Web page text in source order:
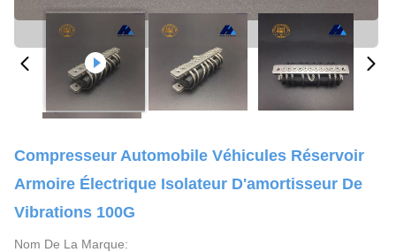
Compresseur Automobile Véhicules Réservoir
Armoire Électrique Isolateur D'amortisseur De
Vibrations 100G
Nom De La Marque: